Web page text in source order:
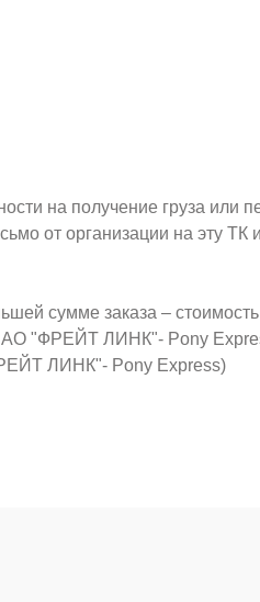
на получение груза или
от организации на эту
сумме заказа –
АО "ФРЕЙТ ЛИНК"- Pony
ЛИНК"- Pony Express)